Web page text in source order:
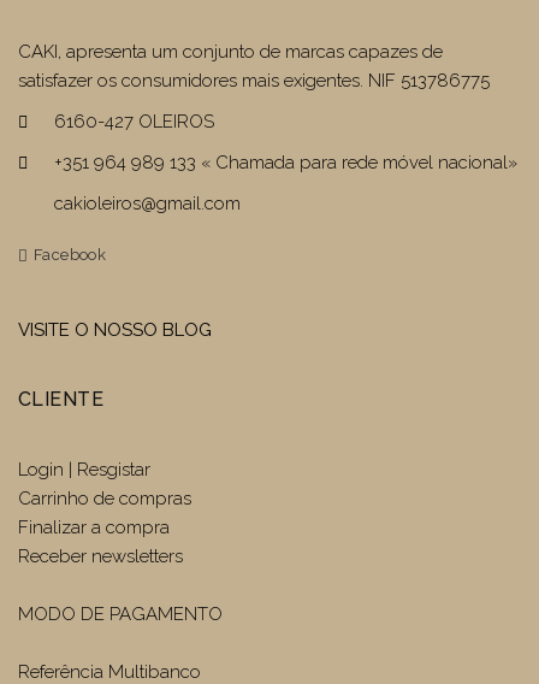
CAKI, apresenta um conjunto de marcas capazes de
satisfazer os consumidores mais exigentes. NIF 513786775
6160-427 OLEIROS
+351 964 989 133 « Chamada para rede móvel nacional»
cakioleiros@gmail.com
Facebook
VISITE O NOSSO BLOG
CLIENTE
Login | Resgistar
Carrinho de compras
Finalizar a compra
Receber newsletters
MODO DE PAGAMENTO
Referência Multibanco